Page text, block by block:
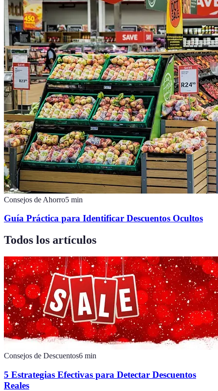
Consejos de Ahorro5 min
Guía Práctica para Identificar Descuentos Ocultos
Todos los artículos
Consejos de Descuentos6 min
5 Estrategias Efectivas para Detectar Descuentos
Reales